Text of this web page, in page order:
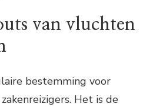
van vluchten
bestemming voor
Het is de